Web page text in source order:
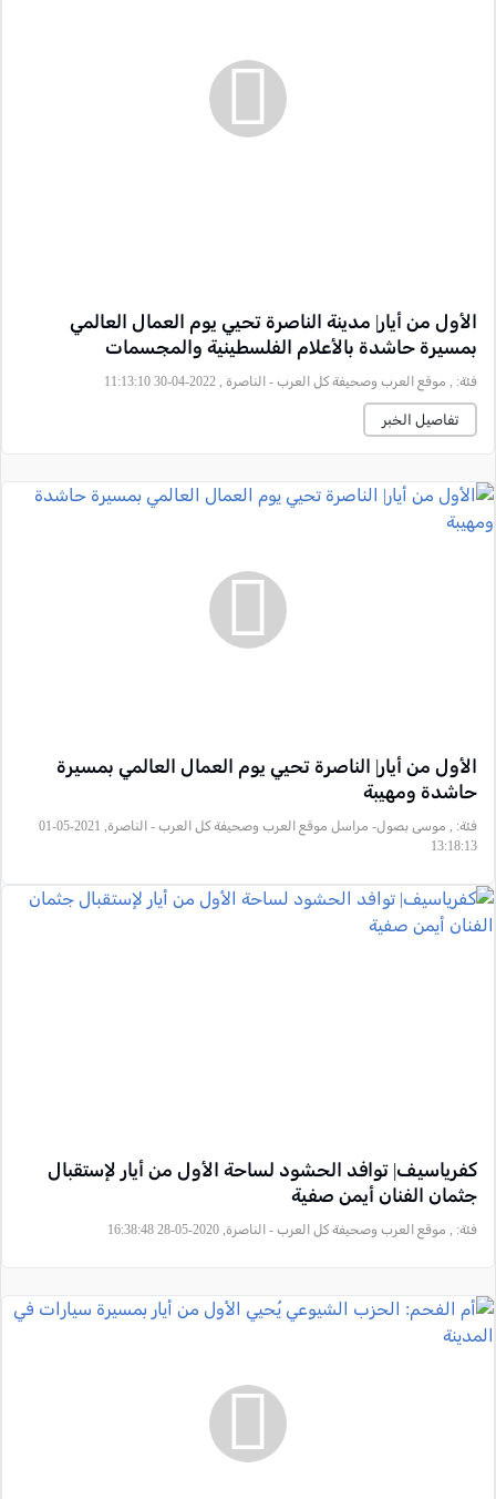
الأول من أيار| مدينة الناصرة تحيي يوم العمال العالمي
بمسيرة حاشدة بالأعلام الفلسطينية والمجسمات
فئة: , موقع العرب وصحيفة كل العرب - الناصرة , 2022-04-30 11:13:10
تفاصيل الخبر
الأول من أيار| الناصرة تحيي يوم العمال العالمي بمسيرة
حاشدة ومهيبة
فئة:
, موسى بصول- مراسل موقع العرب وصحيفة كل العرب - الناصرة, 2021-05-01
13:18:13
كفرياسيف| توافد الحشود لساحة الأول من أيار لإستقبال
جثمان الفنان أيمن صفية
فئة: , موقع العرب وصحيفة كل العرب - الناصرة, 2020-05-28 16:38:48